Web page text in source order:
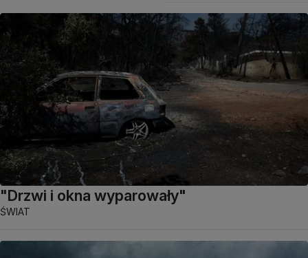
"Drzwi i okna wyparowały"
ŚWIAT